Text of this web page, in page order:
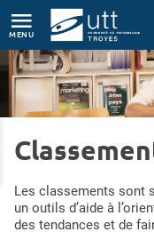
MENU
Accueil L'UTT L'UTT
Les classements sont
un outils d’aide à
des tendances et de